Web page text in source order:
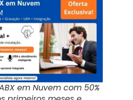
em Nuvem com 50%